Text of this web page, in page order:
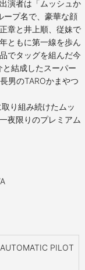
演者は「ムッシュか
プ名で、豪華な顔
章と井上順、従妹で
ともに第一線を歩ん
でタッグを組んだ今
結成したスーパー
男のTAROかまやつ
り組み続けたムッ
夜限りのプレミアム
AUTOMATIC PILOT